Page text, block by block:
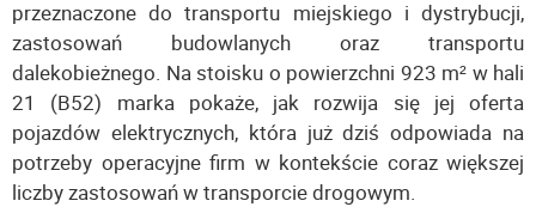
przeznaczone do transportu miejskiego i dystrybucji,
zastosowań budowlanych oraz transportu
dalekobieżnego. Na stoisku o powierzchni 923 m² w hali
21 (B52) marka pokaże, jak rozwija się jej oferta
pojazdów elektrycznych, która już dziś odpowiada na
potrzeby operacyjne firm w kontekście coraz większej
liczby zastosowań w transporcie drogowym.